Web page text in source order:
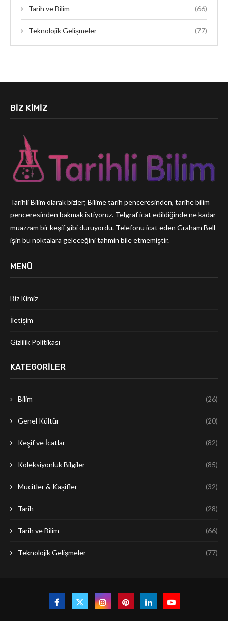
Tarih ve Bilim (66)
Teknolojik Gelişmeler (77)
BIZ KIMIZ
Tarihli Bilim olarak bizler; Bilime tarih penceresinden, tarihe bilim
penceresinden bakmak istiyoruz. Telgraf icat edildiğinde ne kadar
muazzam bir keşif gibi duruyordu. Telefonu icat eden Graham Bell
işin bu noktalara geleceğini tahmin bile etmemiştir.
MENÜ
Biz Kimiz
İletişim
Gizlilik Politikası
KATEGORILER
Bilim (26)
Genel Kültür (20)
Keşif ve İcatlar (82)
Koleksiyonluk Bilgiler (85)
Mucitler & Kaşifler (32)
Tarih (28)
Tarih ve Bilim (66)
Teknolojik Gelişmeler (77)